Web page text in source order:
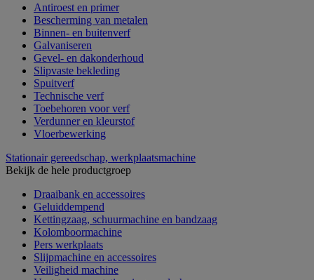
Antiroest en primer
Bescherming van metalen
Binnen- en buitenverf
Galvaniseren
Gevel- en dakonderhoud
Slipvaste bekleding
Spuitverf
Technische verf
Toebehoren voor verf
Verdunner en kleurstof
Vloerbewerking
Stationair gereedschap, werkplaatsmachine
Bekijk de hele productgroep
Draaibank en accessoires
Geluiddempend
Kettingzaag, schuurmachine en bandzaag
Kolomboormachine
Pers werkplaats
Slijpmachine en accessoires
Veiligheid machine